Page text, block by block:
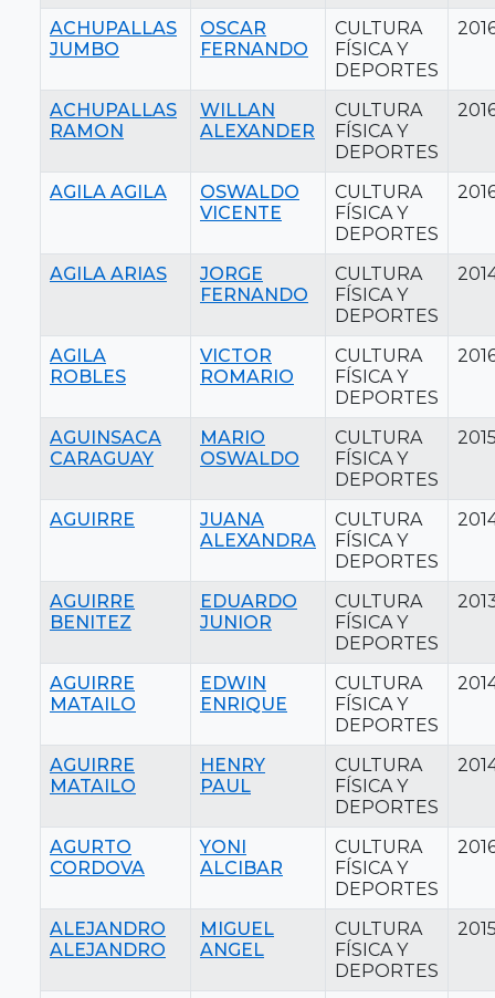
ACHUPALLAS
JUMBO
OSCAR
FERNANDO
CULTURA
FÍSICA Y
DEPORTES
ACHUPALLAS
RAMON
WILLAN
ALEXANDER
CULTURA
FÍSICA Y
DEPORTES
AGILA AGILA
OSWALDO
VICENTE
CULTURA
FÍSICA Y
DEPORTES
AGILA ARIAS
JORGE
FERNANDO
CULTURA
FÍSICA Y
DEPORTES
AGILA
ROBLES
VICTOR
ROMARIO
CULTURA
FÍSICA Y
DEPORTES
AGUINSACA
CARAGUAY
MARIO
OSWALDO
CULTURA
FÍSICA Y
DEPORTES
AGUIRRE
JUANA
ALEXANDRA
CULTURA
FÍSICA Y
DEPORTES
AGUIRRE
BENITEZ
EDUARDO
JUNIOR
CULTURA
FÍSICA Y
DEPORTES
AGUIRRE
MATAILO
EDWIN
ENRIQUE
CULTURA
FÍSICA Y
DEPORTES
AGUIRRE
MATAILO
HENRY
PAUL
CULTURA
FÍSICA Y
DEPORTES
AGURTO
CORDOVA
YONI
ALCIBAR
CULTURA
FÍSICA Y
DEPORTES
ALEJANDRO
ALEJANDRO
MIGUEL
ANGEL
CULTURA
FÍSICA Y
DEPORTES